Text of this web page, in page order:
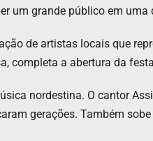
um grande público em
de artistas locais que
completa a abertura da
nordestina. O cantor
gerações. Também